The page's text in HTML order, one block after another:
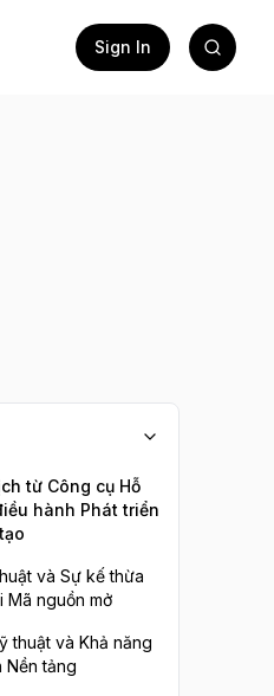
Sign In
từ Công cụ Hỗ
hành Phát triển
và Sự kế thừa
Mã nguồn mở
thuật và Khả năng
Nền tảng